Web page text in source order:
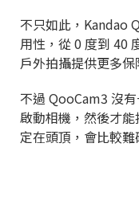
不只如此，Kandao
用性，從 0 度到 40
戶外拍攝提供更多保
不過 QooCam3 沒
啟動相機，然後才
定在頭頂，會比較